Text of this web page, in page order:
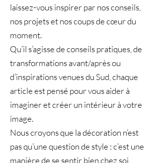
laissez-vous inspirer par nos conseils,
nos projets et nos coups de cœur du
moment.
Qu’il s’agisse de conseils pratiques, de
transformations avant/après ou
d’inspirations venues du Sud, chaque
article est pensé pour vous aider à
imaginer et créer un intérieur à votre
image.
Nous croyons que la décoration n’est
pas qu’une question de style : c’est une
manière de se sentir bien chez soi,